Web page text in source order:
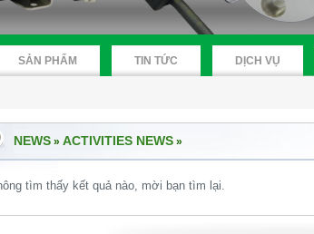
SẢN PHẨM TIN TỨC DỊCH VỤ
NEWS » ACTIVITIES NEWS »
tìm thấy kết quả nào, mời bạn tìm lại.